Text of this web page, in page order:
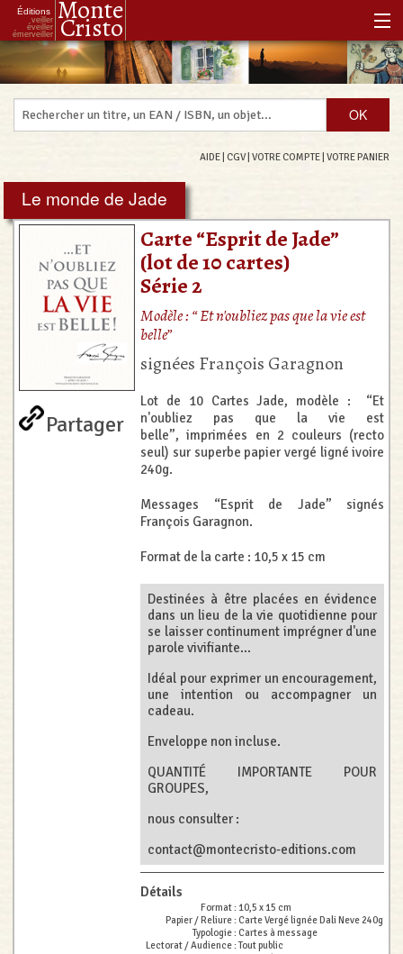
Éditions Monte
Cristo
veiller
éveiller
émerveiller
Accueil
Notre histoire
Notre boutique
Les Réenchanteurs Associés
AIDE CGV| VOTRE COMPTE VOTRE PANIER
Le monde de Jade
Partager
Carte “Esprit de Jade”
(lot de 10 cartes)
Série 2
Modèle : “ Et n'oubliez pas que la vie est
belle”
signées François Garagnon
Lot de 10 Cartes Jade, modèle : “Et
n'oubliez pas que la vie est
belle”, imprimées en 2 couleurs (recto
seul) sur superbe papier vergé ligné ivoire
240g.
Messages “Esprit de Jade” signés
François Garagnon.
Format de la carte : 10,5 x 15 cm
Destinées à être placées en évidence
dans un lieu de la vie quotidienne pour
se laisser continument imprégner d'une
parole vivifiante...
Idéal pour exprimer un encouragement,
une intention ou accompagner un
cadeau.
Enveloppe non incluse.
QUANTITÉ IMPORTANTE POUR
GROUPES,
nous consulter :
contact@montecristo-editions.com
Détails
Format : 10,5 x 15 cm
Papier / Reliure :Carte Vergé lignée Dali Neve 240g
Typologie :Cartes à message
Lectorat / Audience :Tout public